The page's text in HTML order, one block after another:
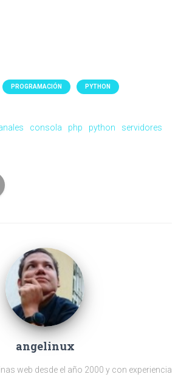
PROGRAMACIÓN PYTHON
consola php python
servidores
angelinux
web desde el año 2000 y con experiencia